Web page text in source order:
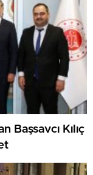
Başsavcı Kılıç